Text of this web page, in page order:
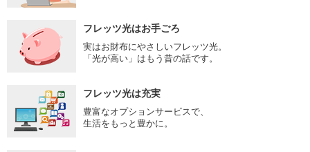
フレッツ光はお手ごろ
実はお財布にやさしいフレッツ光。
「光が高い」はもう昔の話です。
フレッツ光は充実
豊富なオプションサービスで、
生活をもっと豊かに。